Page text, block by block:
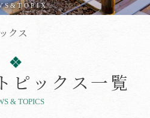
クス
ピックス一覧
& TOPICS